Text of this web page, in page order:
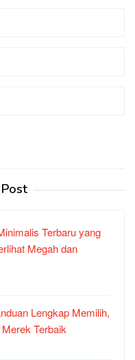
Terbaru yang
Megah dan
Lengkap Memilih,
Terbaik